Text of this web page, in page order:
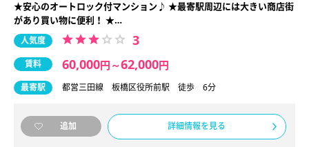
★安心のオートロック付マンション♪ ★最寄駅周辺には大きい商店街
があり買い物に便利！ ★…
人気度 3
賃料 60,000円 ～62,000円
最寄駅 都営三田線 板橋区役所前駅 徒歩 6分
追加 詳細情報を見る